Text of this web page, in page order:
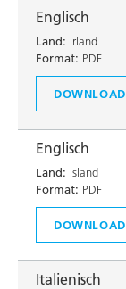
Englisch
Land: Irland
Format: PDF
DOWNLOAD
Englisch
Land: Island
Format: PDF
DOWNLOAD
Italienisch